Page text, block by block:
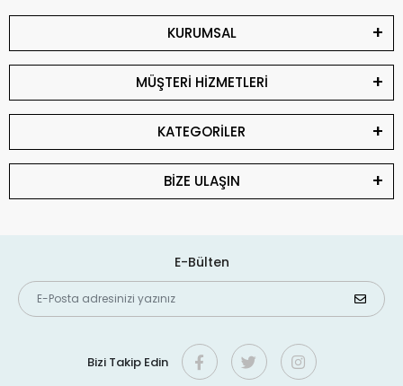
KURUMSAL
MÜŞTERİ HİZMETLERİ
KATEGORİLER
BİZE ULAŞIN
E-Bülten
Bizi Takip Edin